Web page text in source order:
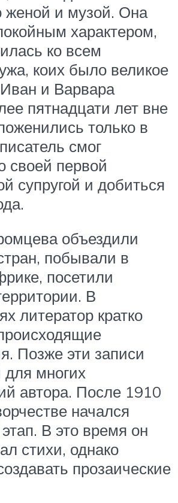
женой и музой. Она
характером,
ко всем
коих было великое
и Варвара
пятнадцати лет вне
только в
смог
своей первой
супругой и добиться
объездили
побывали в
посетили
В
литератор кратко
Позже эти записи
для многих
автора. После 1910
начался
В это время он
стихи, однако
прозаические